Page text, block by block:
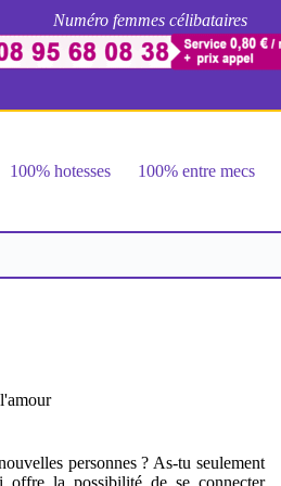
Numéro femmes célibataires
100% hotesses 100% entre mecs
personnes ? As-tu seulement
la possibilité de se connecter